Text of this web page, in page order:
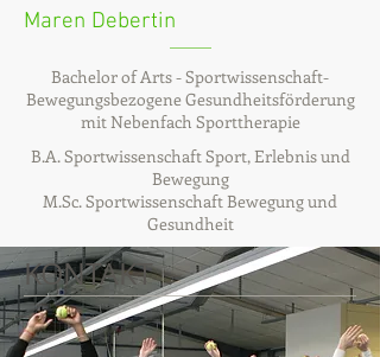
KONTAKT
B.A. Sportwissenschaft Sport, Erlebnis und
Bewegung
M.Sc. Sportwissenschaft Bewegung und
Gesundheit
Maren Debertin
Bachelor of Arts - Sportwissenschaft-
Bewegungsbezogene Gesundheitsförderung
mit Nebenfach Sporttherapie